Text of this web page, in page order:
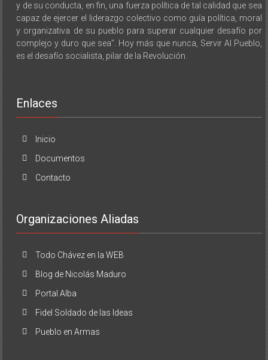
y de su conducta, en fin, una fuerza política de tal calidad que sea
capaz de ejercer el liderazgo colectivo como guía política, moral
y organizativa de su pueblo para superar cualquier desafío por
complejo y duro que sea”. Hoy más que nunca, Servir Al Pueblo,
es el desafío socialista, pilar de la Revolución.
Enlaces
Inicio
Documentos
Contacto
Organizaciones Aliadas
Todo Chávez en la WEB
Blog de Nicolás Maduro
Portal Alba
Fidel Soldado de las Ideas
Pueblo en Armas